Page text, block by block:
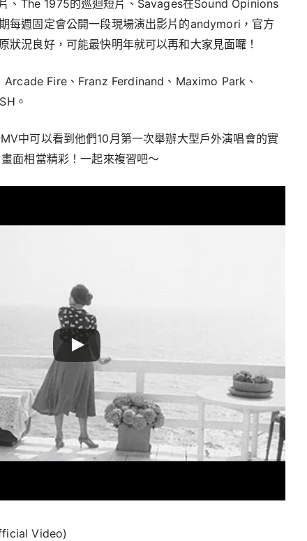
、The 1975的巡迴短片、Savages在Sound Opinions
每週固定會公開一段現場演出影片的andymori，官方
狀況良好，可能最快明年就可以再和大家見面囉！
Arcade Fire、Franz Ferdinand、Maximo Park、
。
中可以看到他們10月第一次舉辦大型戶外演唱會的實
面相當精彩！一起來複習吧～
Video)